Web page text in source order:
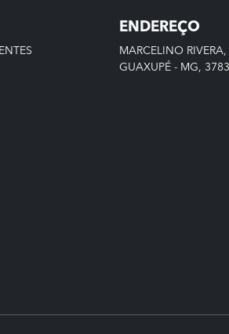
ENDEREÇO
MARCELINO
GUAXUPÉ - MG,